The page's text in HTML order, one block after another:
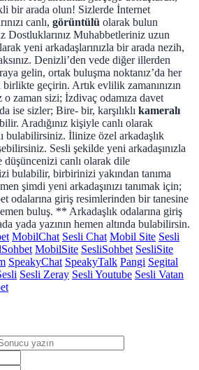
bir arada olun! Sizlerde İnternet
canlı, görüntülü olarak bulun
Dostluklarınız Muhabbetleriniz uzun
yeni arkadaşlarınızla bir arada nezih,
Denizli’den vede diğer illerden
gelin, ortak buluşma noktanız’da her
geçirin. Artık evlilik zamanınızın
o zaman sizi; İzdivaç odamıza davet
ise sizler; Bire- bir, karşılıklı kameralı
Aradığınız kişiyle canlı olarak
bulabilirsiniz. İlinize özel arkadaşlık
Sesli şekilde yeni arkadaşınızla
canlı olarak dile
bulabilir, birbirinizi yakından tanıma
şimdi yeni arkadaşınızı tanımak için;
odalarına giriş resimlerinden bir tanesine
buluş. ** Arkadaşlık odalarına giriş
yada yazının hemen altında bulabilirsin.
MobilChat Sesli Chat Mobil Site Sesli
MobilSite SesliSohbet SesliSite
SpeakyChat SpeakyTalk Pangi Segital
Sesli Zeray Sesli Youtube Sesli Vatan